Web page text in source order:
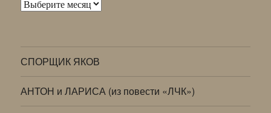
Архивы
СПОРЩИК ЯКОВ
АНТОН и ЛАРИСА (из повести «ЛЧК»)